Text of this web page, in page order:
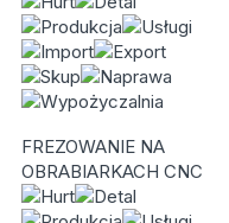
FREZOWANIE NA
OBRABIARKACH CNC